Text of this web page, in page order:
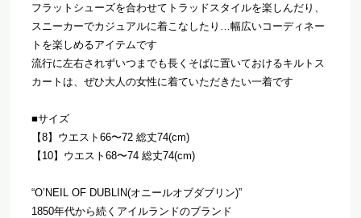
フラットシューズを合わせてトラッドスタイルを楽しんだり、
スニーカーでカジュアルに着こなしたり…幅広いコーディネー
トを楽しめるアイテムです
流行に左右されずいつまでも長くそばに置いておけるキルトス
カー トは、ぜひ大人の女性に着ていただきたい一着です
■サイズ
【8】ウエスト 66〜72 総丈74(cm)
【10】ウエスト 68〜74 総丈74(cm)
“O’NEIL OF DUBLIN(オニールオブダブリン)”
1850年代から続くアイルランドのブランド